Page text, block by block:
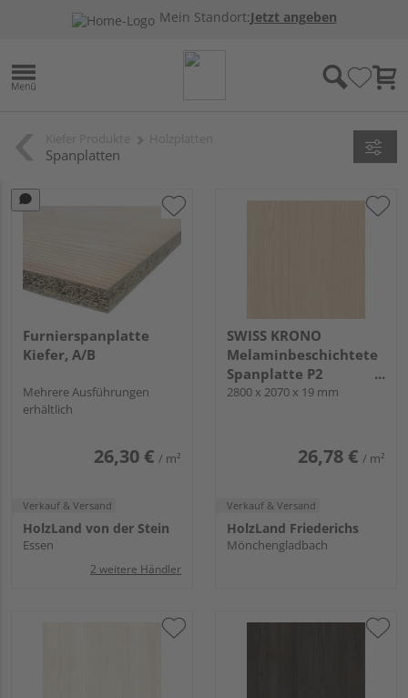
Mein Standort:Jetzt angeben
Spanplatten
Furnierspanplatte
Kiefer, A/B
Mehrere Ausführungen
erhältlich
26,30 € / m²
Verkauf & Versand
HolzLand von der Stein
Essen
2 weitere Händler
SWISS KRONO
Melaminbeschichtete
Spanplatte P2
beidseitig beschichtet
2800 x 2070 x 19 mm
26,78 € / m²
Verkauf & Versand
HolzLand Friederichs
Mönchengladbach